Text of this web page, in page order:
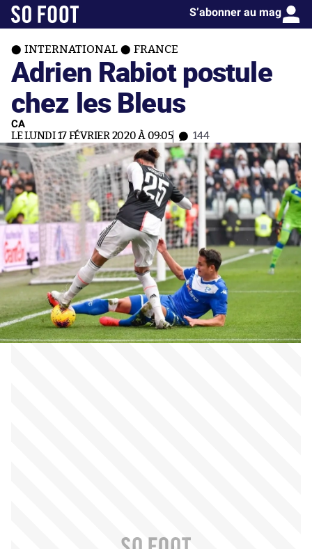
S’abonner au mag
INTERNATIONAL FRANCE
Adrien Rabiot postule
chez les Bleus
CA
LE LUNDI 17 FÉVRIER 2020 À 09:05 144